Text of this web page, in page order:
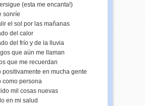
(esta me encanta!)
sonríe
el sol por las mañanas
del calor
del frío y de la lluvia
que aún me llaman
que me recuerdan
positivamente en mucha gente
como persona
mil cosas nuevas
en mi salud